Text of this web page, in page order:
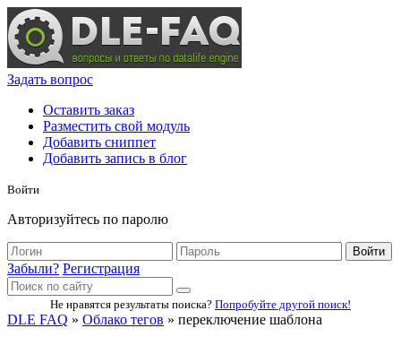
Задать вопрос
Оставить заказ
Разместить свой модуль
Добавить сниппет
Добавить запись в блог
Войти
Авторизуйтесь по паролю
Войти
Забыли? Регистрация
Не нравятся результаты поиска? Попробуйте другой поиск!
DLE FAQ » Облако тегов » переключение шаблона